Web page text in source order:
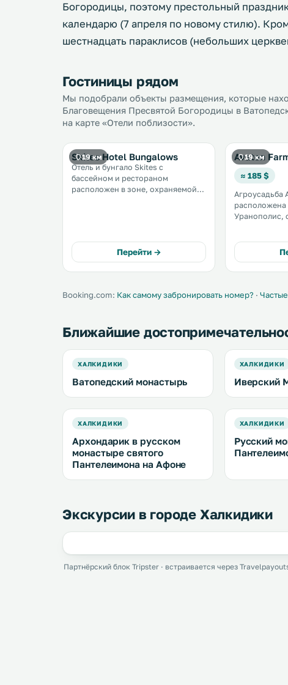
Богородицы, поэтому престольный
календарю (7 апреля по новому стилю).
шестнадцать параклисов (небольших
Гостиницы рядом
Мы подобрали объекты размещения, которые
Благовещения Пресвятой Богородицы в
на карте «Отели поблизости».
19 км
Skites Hotel Bungalows
Отель и бунгало Skites с
бассейном и рестораном
расположен в зоне, охраняемой
находится в 650 метрах от отеля. .
Перейти →
19 км
Avaton
≈ 185 $
Агроусадьба
расположена
Уранополис,
территории,
Всемирный
ЮНЕСКО. Гора Афон находится в
Booking.com: Как самому забронировать номер? ·
Ближайшие
ХАЛКИДИКИ
Ватопедский монастырь
ХАЛКИДИКИ
Иверский
ХАЛКИДИКИ
Архондарик в русском
монастыре святого
Пантелеимона на Афоне
ХАЛКИДИКИ
Русский
Экскурсии в городе Халкидики
Партнёрский блок Tripster · встраивается через